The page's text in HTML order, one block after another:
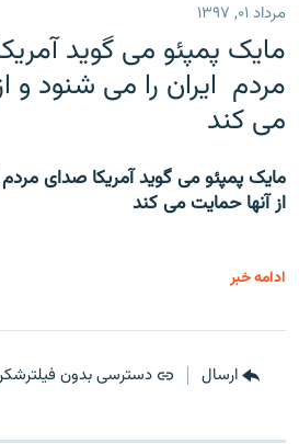
مرداد ۰۱, ۱۳۹۷
مایک پمپئو می گوید
مردم ایران را می شنود و
می کند
مایک پمپئو می گوید آمریکا صدای
از آنها حمایت می کند
ادامه خبر
ارسال دسترسی بدون